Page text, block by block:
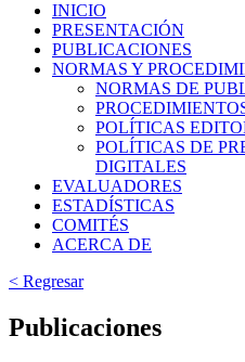
INICIO
PRESENTACIÓN
PUBLICACIONES
NORMAS Y
NORMAS DE
POLÍTICAS
POLÍTICAS DE
DIGITALES
EVALUADORES
ESTADÍSTICAS
COMITÉS
ACERCA DE
< Regresar
Publicaciones